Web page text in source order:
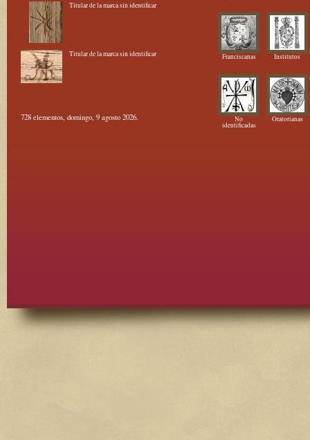
Titular de la marca sin identificar
Titular de la marca sin identificar
728 elementos, domingo, 9 agosto 2026.
Franciscanas Institutos
No
identificadas
Oratorianas